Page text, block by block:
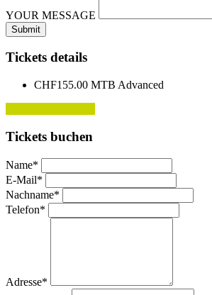
YOUR MESSAGE
Tickets details
CHF155.00 MTB Advanced
Tickets buchen
Name*
E-Mail*
Nachname*
Telefon*
Adresse*